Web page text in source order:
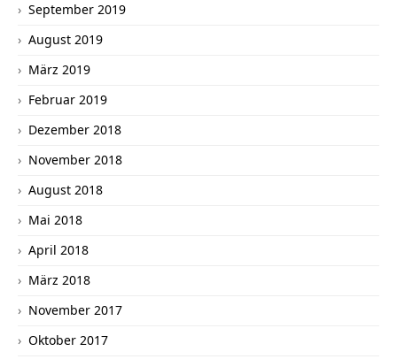
September 2019
August 2019
März 2019
Februar 2019
Dezember 2018
November 2018
August 2018
Mai 2018
April 2018
März 2018
November 2017
Oktober 2017